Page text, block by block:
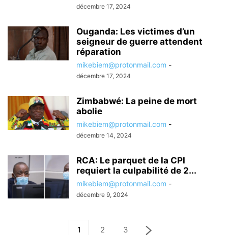
décembre 17, 2024
Ouganda: Les victimes d’un
seigneur de guerre attendent
réparation
mikebiem@protonmail.com -
décembre 17, 2024
Zimbabwé: La peine de mort
abolie
mikebiem@protonmail.com -
décembre 14, 2024
RCA: Le parquet de la CPI
requiert la culpabilité de 2...
mikebiem@protonmail.com -
décembre 9, 2024
1 2 3